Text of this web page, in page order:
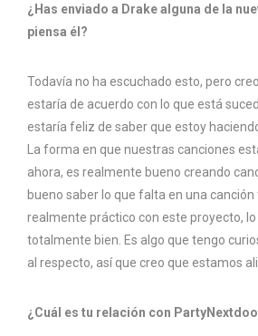
¿Has enviado a Drake alguna de la
piensa él?
Todavía no ha escuchado esto, pero
estaría de acuerdo con lo que está
estaría feliz de saber que estoy
La forma en que nuestras canciones
ahora, es realmente bueno creando
bueno saber lo que falta en una
realmente práctico con este proyecto,
totalmente bien. Es algo que tengo
al respecto, así que creo que estamos
¿Cuál es tu relación con